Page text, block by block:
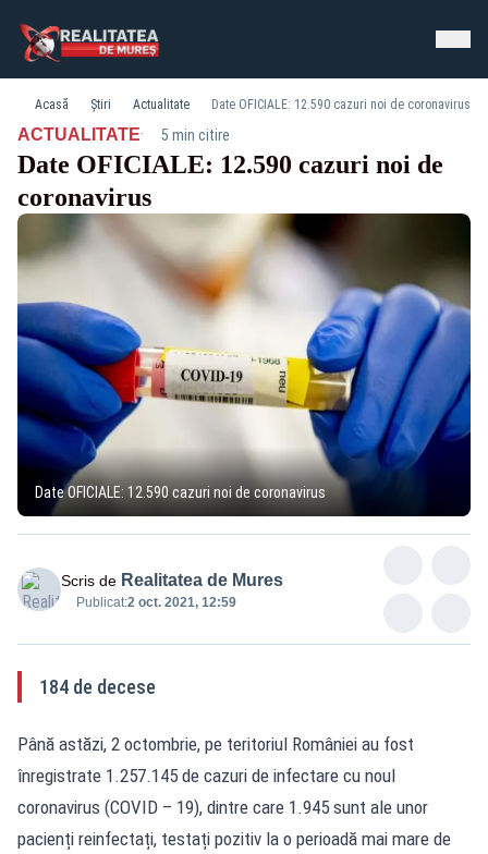
Acasă Știri Actualitate Date OFICIALE: 12.590 cazuri noi de coronavirus
ACTUALITATE· 5 min citire
Date OFICIALE: 12.590 cazuri noi de
coronavirus
Date OFICIALE: 12.590 cazuri noi de coronavirus
Scris de Realitatea de Mures
Publicat:2 oct. 2021, 12:59
184 de decese
Până astăzi, 2 octombrie, pe teritoriul României au fost
înregistrate 1.257.145 de cazuri de infectare cu noul
coronavirus (COVID – 19), dintre care 1.945 sunt ale unor
pacienți reinfectați, testați pozitiv la o perioadă mai mare de